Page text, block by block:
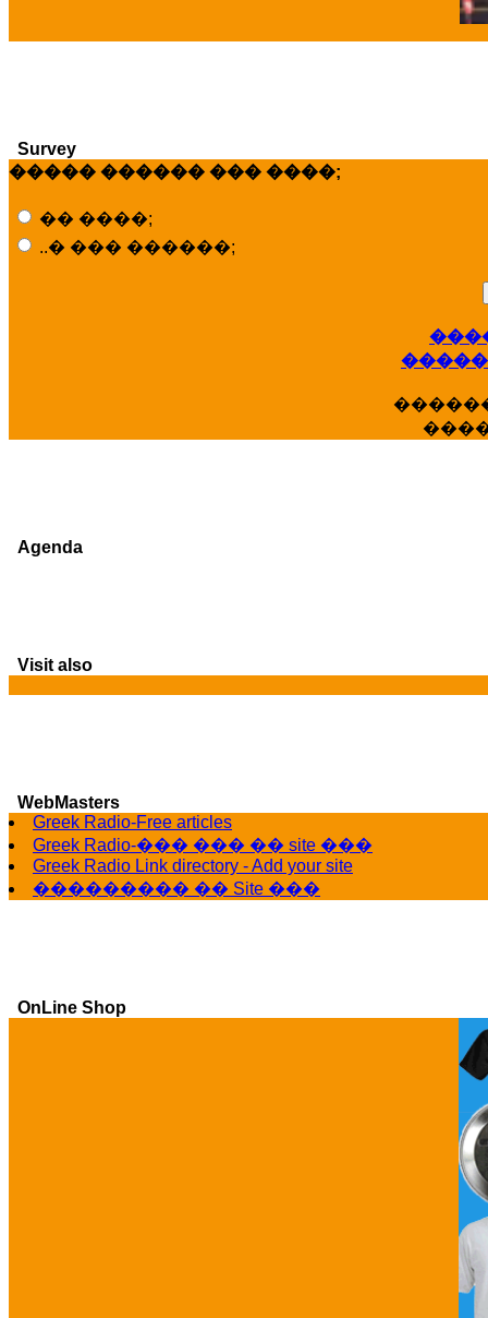
Survey
����� ������ ��� ����;
�� ����;
..� ��� ������;
Agenda
Visit also
WebMasters
Greek Radio-Free articles
Greek Radio-��� ��� �� site ���
Greek Radio Link directory - Add your site
��������� �� Site ���
OnLine Shop